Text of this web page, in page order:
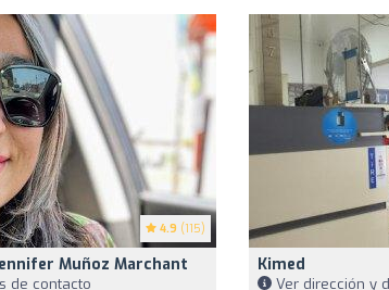
4.9 (115)
Muñoz Marchant
de contacto
Kimed
Ver dirección y